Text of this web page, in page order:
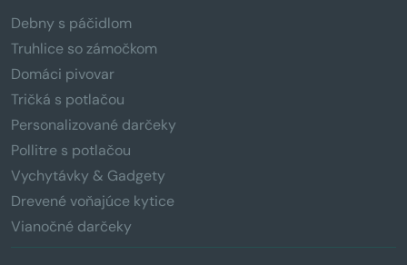
Debny s páčidlom
Truhlice so zámočkom
Domáci pivovar
Tričká s potlačou
Personalizované darčeky
Pollitre s potlačou
Vychytávky & Gadgety
Drevené voňajúce kytice
Vianočné darčeky